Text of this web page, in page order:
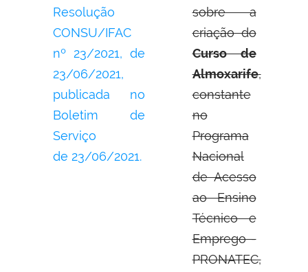
Resolução
CONSU/IFAC
nº 23/2021, de
23/06/2021,
publicada no
Boletim de
Serviço
de 23/06/2021.
sobre a
criação do
Curso de
Almoxarife,
constante
no
Programa
Nacional
de Acesso
ao Ensino
Técnico e
Emprego -
PRONATEC,